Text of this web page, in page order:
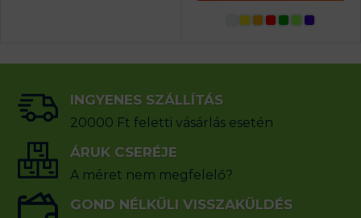
INGYENES SZÁLLÍTÁS
20000 Ft feletti vásárlás esetén
ÁRUK CSERÉJE
A méret nem megfelelő?
GOND NÉLKÜLI VISSZAKÜLDÉS